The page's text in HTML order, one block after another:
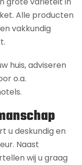
Alle producten
vakkundig
huis, adviseren
o.a.
u deskundig en
Naast
wij u graag